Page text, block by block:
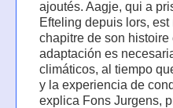
ajoutés. Aagje, qui a
Efteling depuis lors,
chapitre de son
adaptación es
climáticos, al tiempo
y la experiencia de
explica Fons Jurgens,